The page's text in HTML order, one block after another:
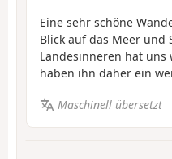
Eine sehr schöne
Blick auf das Meer und
Landesinneren hat
haben ihn daher ein
Maschinell übersetzt